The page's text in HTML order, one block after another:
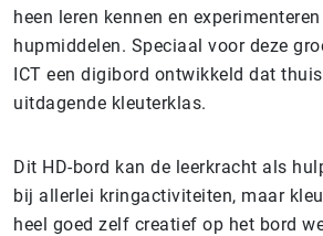
heen leren kennen en
hupmiddelen. Speciaal voor deze
ICT een digibord ontwikkeld dat
uitdagende kleuterklas.
Dit HD-bord kan de leerkracht als
bij allerlei kringactiviteiten, maar
heel goed zelf creatief op het bord